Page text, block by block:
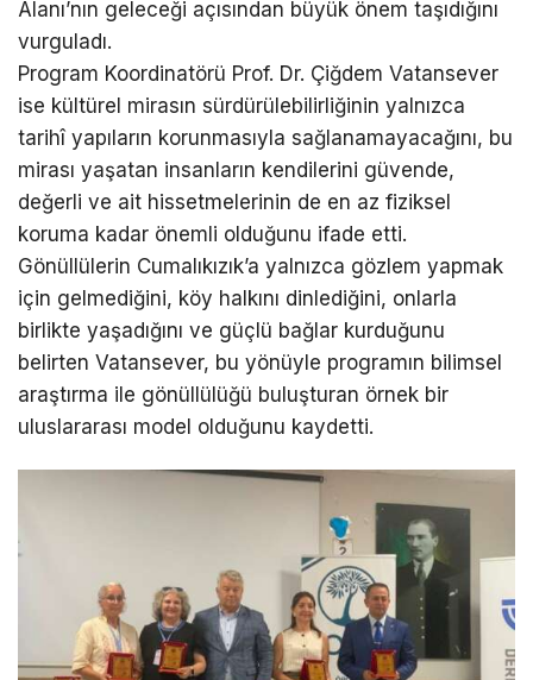
Alanı’nın geleceği açısından büyük önem taşıdığını
vurguladı.
Program Koordinatörü Prof. Dr. Çiğdem Vatansever
ise kültürel mirasın sürdürülebilirliğinin yalnızca
tarihî yapıların korunmasıyla sağlanamayacağını, bu
mirası yaşatan insanların kendilerini güvende,
değerli ve ait hissetmelerinin de en az fiziksel
koruma kadar önemli olduğunu ifade etti.
Gönüllülerin Cumalıkızık’a yalnızca gözlem yapmak
için gelmediğini, köy halkını dinlediğini, onlarla
birlikte yaşadığını ve güçlü bağlar kurduğunu
belirten Vatansever, bu yönüyle programın bilimsel
araştırma ile gönüllülüğü buluşturan örnek bir
uluslararası model olduğunu kaydetti.